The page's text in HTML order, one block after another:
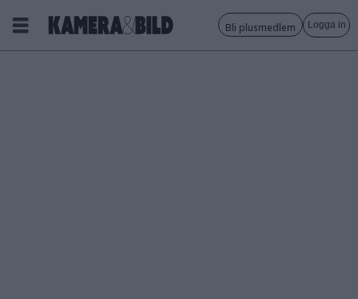
Bli plusmedlem Logga in